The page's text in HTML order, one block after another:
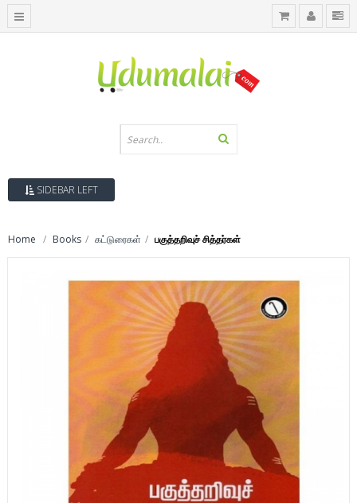
SIDEBAR LEFT
Home Books கட்டுரைகள் பகுத்தறிவுச் சித்தர்கள்